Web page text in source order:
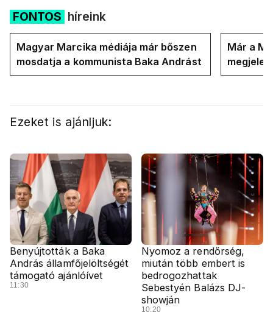
FONTOS híreink
Magyar Marcika médiája már bőszen
mosdatja a kommunista Baka Andrást
Már a
országot
Ezeket is ajánljuk:
Benyújtották a Baka
András államfőjelöltségét
támogató ajánlóívet
11:30
Nyomoz a rendőrség,
miután több embert is
bedrogozhattak
Sebestyén Balázs DJ-
showján
10:20